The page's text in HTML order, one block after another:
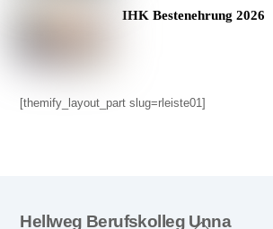
IHK Bestenehrung 2026
[themify_layout_part slug=rleiste01]
Back
Hellweg Berufskolleg Unna